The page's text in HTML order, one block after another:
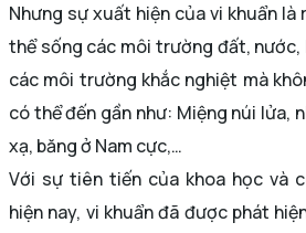
Nhưng sự xuất hiện của vi khuẩn
thể sống các môi trường đất, nước,
các môi trường khắc nghiệt mà
có thể đến gần như: Miệng núi lửa,
xạ, băng ở Nam cực,…
Với sự tiên tiến của khoa học và
hiện nay, vi khuẩn đã được phát